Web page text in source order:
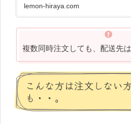
lemon-hiraya.com
複数同時注文しても、配送先
こんな方は注文しない
も・・。